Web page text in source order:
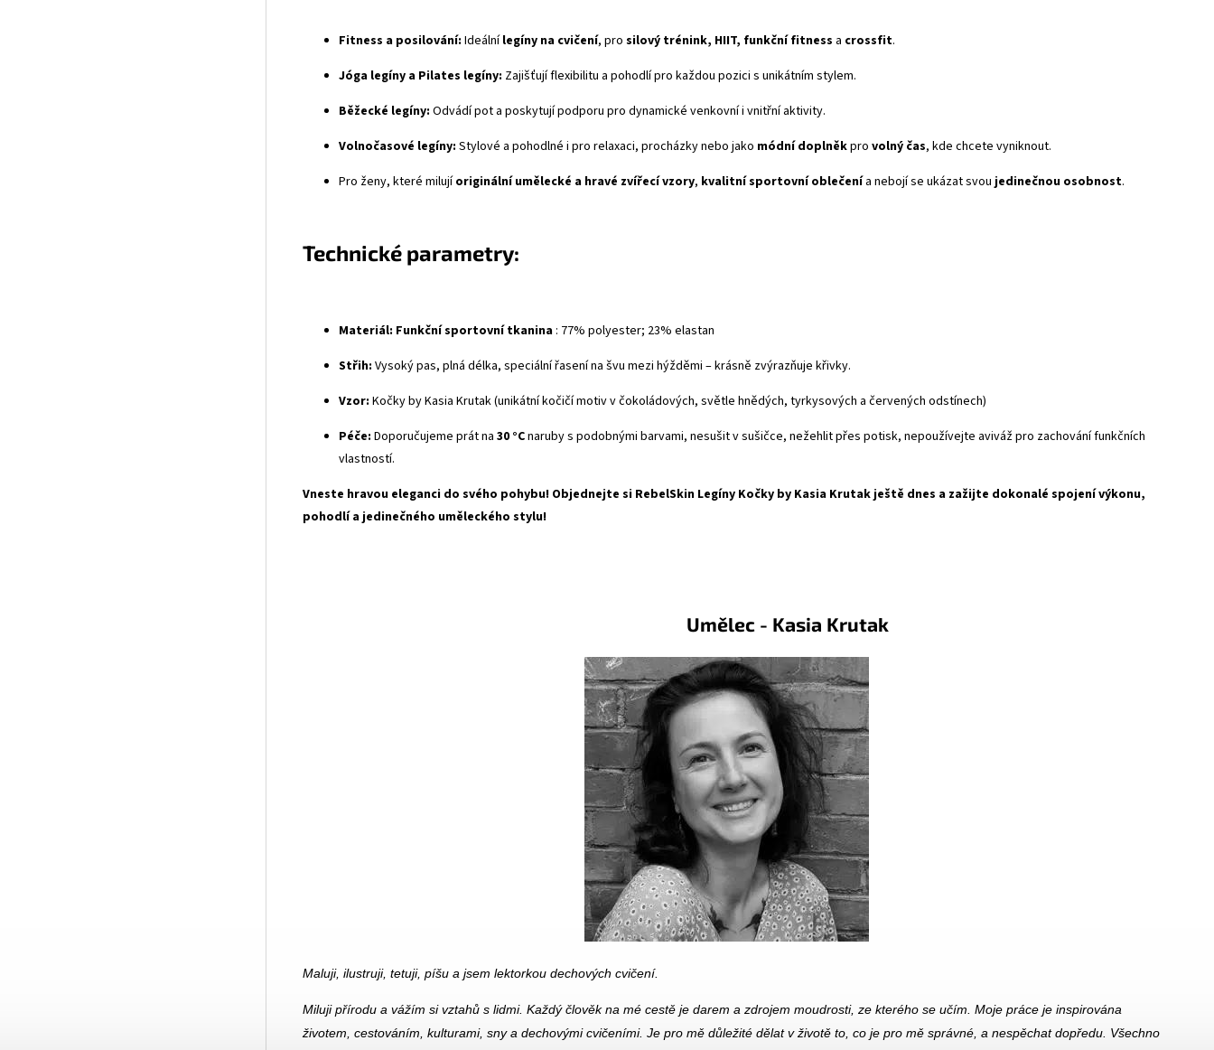
Fitness a posilování: Ideálnílegíny na cvičení, pro silový trénink, HIIT, funkční fitness a crossfit.
Jóga legíny a Pilates legíny: Zajišťují flexibilitu a pohodlí pro každou pozici s unikátním stylem.
Běžecké legíny: Odvádí pot a poskytují podporu pro dynamické venkovní i vnitřní aktivity.
Volnočasové legíny: Stylové a pohodlné i pro relaxaci, procházky nebo jako módní doplněkpro volný čas, kde chcete vyniknout.
Pro ženy, které milujíoriginální umělecké a hravé zvířecí vzory, kvalitní sportovní oblečenía nebojí se ukázat svou jedinečnou osobnost.
Technické parametry:
Materiál: Funkční sportovní tkanina : 77% polyester; 23% elastan
Střih: Vysoký pas, plná délka, speciální řasení na švu mezi hýžděmi – krásně zvýrazňuje křivky.
Vzor: Kočky by Kasia Krutak (unikátní kočičí motiv v čokoládových, světle hnědých, tyrkysových a červených odstínech)
Péče: Doporučujeme prát na 30 °Cnaruby s podobnými barvami, nesušit v sušičce, nežehlit přes potisk, nepoužívejte aviváž pro zachování funkčních
vlastností.
Vneste hravou eleganci do svého pohybu! Objednejte si RebelSkin Legíny Kočky by Kasia Krutak ještě dnes a zažijte dokonalé spojení výkonu,
pohodlí a jedinečného uměleckého stylu!
Umělec - Kasia Krutak
Maluji, ilustruji, tetuji, píšu a jsem lektorkou dechových cvičení.
Miluji přírodu a vážím si vztahů s lidmi. Každý člověk na mé cestě je darem a zdrojem moudrosti, ze kterého se učím. Moje práce je inspirována
životem, cestováním, kulturami, sny a dechovými cvičeními. Je pro mě důležité dělat v životě to, co je pro mě správné, a nespěchat dopředu. Všechno